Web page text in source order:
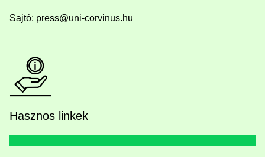
Sajtó: press@uni-corvinus.hu
Hasznos linkek